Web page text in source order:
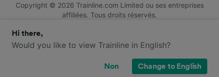
Copyright © 2026 Trainline.com Limited ou ses entreprises
affiliées. Tous droits réservés.
de Galles. Numéro d'immatriculation : 3846791. Siège social : 1
Stonecutter St, London EC4A 4AH, Royaume-Uni. Numéro de
Hi there,
Would you like to view Trainline in English?
Non Change to English